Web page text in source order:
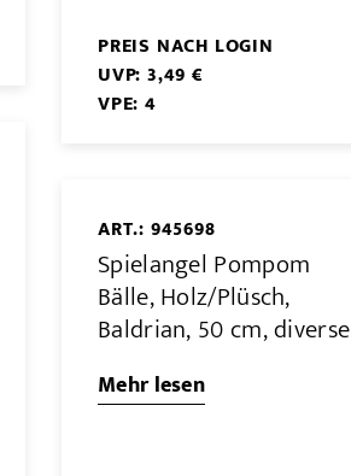
PREIS NACH LOGIN
UVP: 3,49 €
VPE: 4
ART.: 945698
Spielangel Pompom
Bälle, Holz/Plüsch,
Baldrian, 50 cm, diverse
Mehr lesen